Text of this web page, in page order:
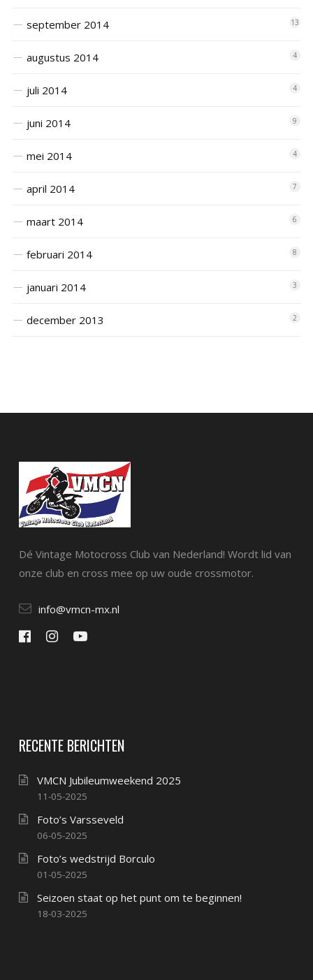
september 2014 13
augustus 2014 4
juli 2014 4
juni 2014 9
mei 2014 4
april 2014 7
maart 2014 6
februari 2014 8
januari 2014 3
december 2013 2
Dé Vintage Motocross Club van Nederland! Wordt lid van
onze club en cross mee op uw oude crossmotor.
info@vmcn-mx.nl
RECENTE BERICHTEN
VMCN Jubileumweekend 2025
11-05-2025
Foto’s Varsseveld
06-05-2025
Foto’s wedstrijd Borculo
01-05-2025
Seizoen staat op het punt om te beginnen!
18-03-2025